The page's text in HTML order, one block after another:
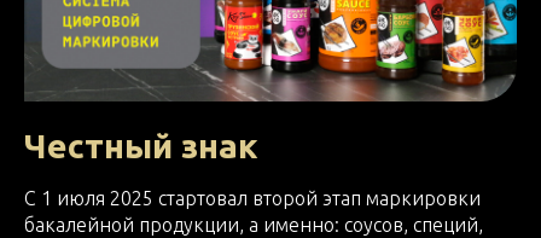
Честный знак
С 1 июля 2025 стартовал второй этап маркировки
бакалейной продукции, а именно: соусов, специй,